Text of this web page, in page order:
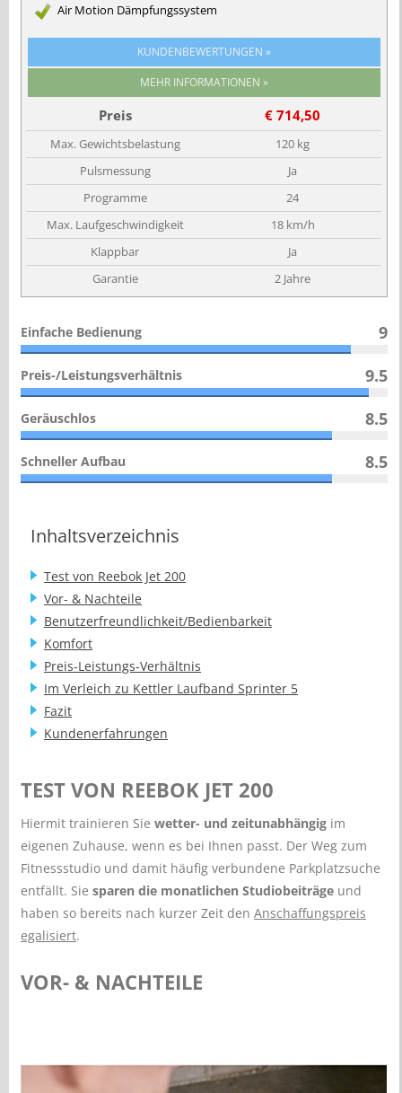
Air Motion Dämpfungssystem
KUNDENBEWERTUNGEN »
Preis € 714,50
Max. Gewichtsbelastung
120 kg
Pulsmessung
Ja
Programme
24
Max. Laufgeschwindigkeit
18 km/h
Klappbar
Ja
Garantie
2 Jahre
Einfache Bedienung 9
Preis-/Leistungsverhältnis 9.5
Geräuschlos 8.5
Schneller Aufbau 8.5
Inhaltsverzeichnis
Test von Reebok Jet 200
Vor- & Nachteile
Benutzerfreundlichkeit/Bedienbarkeit
Komfort
Preis-Leistungs-Verhältnis
Im Verleich zu Kettler Laufband Sprinter 5
Fazit
Kundenerfahrungen
TEST VON REEBOK JET 200
Hiermit trainieren Siewetter- und zeitunabhängig im
eigenen Zuhause, wenn es bei Ihnen passt. Der Weg zum
Fitnessstudio und damit häufig verbundene Parkplatzsuche
entfällt. Siesparen die monatlichen Studiobeiträge und
haben so bereits nach kurzer Zeit denAnschaffungspreis
egalisiert.
VOR- & NACHTEILE